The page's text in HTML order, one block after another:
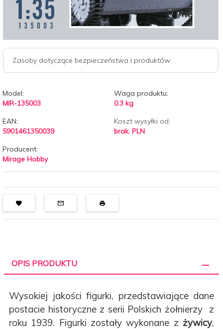
Zasoby dotyczące bezpieczeństwa i produktów
Model:
MIR-135003
Waga produktu:
0.3 kg
EAN:
5901461350039
Koszt wysyłki od:
brak. PLN
Producent:
Mirage Hobby
OPIS PRODUKTU
Wysokiej jakości figurki, przedstawiające dane
postacie historyczne z serii Polskich żołnierzy z
roku 1939. Figurki zostały wykonane z żywicy,